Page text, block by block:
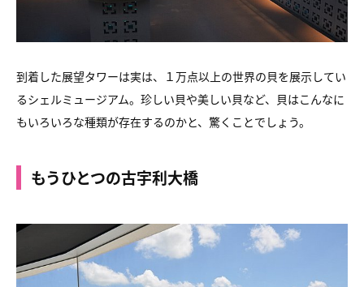
到着した展望タワーは実は、１万点以上の世界の貝を展示してい
るシェルミュージアム。 珍しい貝や美しい貝など、貝はこんなに
もいろいろな種類が存在するのかと、驚くことでしょう。
もうひとつの古宇利大橋